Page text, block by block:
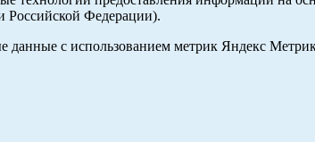
Российской Федерации).
данные с использованием метрик Яндекс